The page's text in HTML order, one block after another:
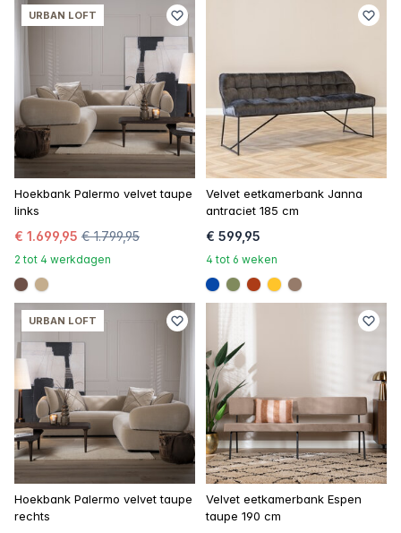
URBAN LOFT
Hoekbank Palermo velvet taupe
links
€ 1.699,95 € 1.799,95
2 tot 4 werkdagen
#6e5148
#c4ad8d
Velvet eetkamerbank Janna
antraciet 185 cm
€ 599,95
4 tot 6 weken
#0648a8
#808a5d
#ac3c17
#ffc42a#967b6a
URBAN LOFT
Hoekbank Palermo velvet taupe
rechts
Velvet eetkamerbank Espen
taupe 190 cm